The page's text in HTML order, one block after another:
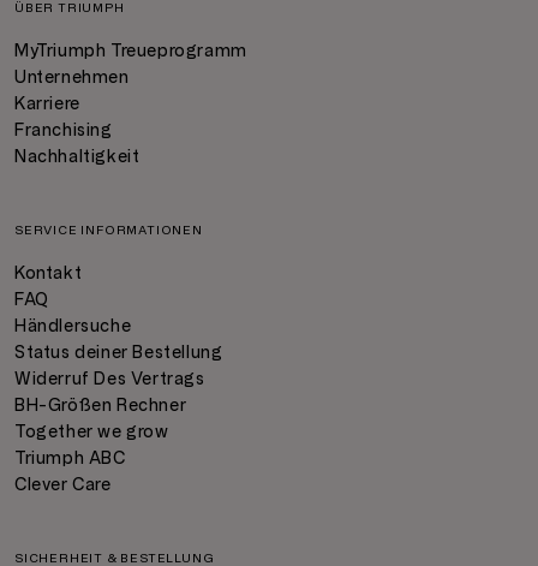
ÜBER TRIUMPH
MyTriumph Treueprogramm
Unternehmen
Karriere
Franchising
Nachhaltigkeit
SERVICE INFORMATIONEN
Kontakt
FAQ
Händlersuche
Status deiner Bestellung
Widerruf Des Vertrags
BH-Größen Rechner
Together we grow
Triumph ABC
Clever Care
SICHERHEIT & BESTELLUNG